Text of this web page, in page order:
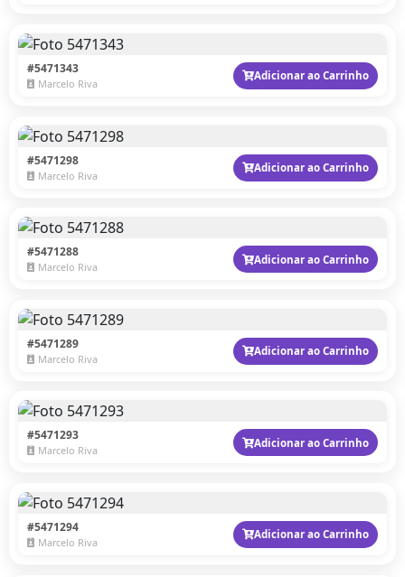
#5471343
Marcelo Riva
Adicionar ao Carrinho
#5471298
Marcelo Riva
Adicionar ao Carrinho
#5471288
Marcelo Riva
Adicionar ao Carrinho
#5471289
Marcelo Riva
Adicionar ao Carrinho
#5471293
Marcelo Riva
Adicionar ao Carrinho
#5471294
Marcelo Riva
Adicionar ao Carrinho